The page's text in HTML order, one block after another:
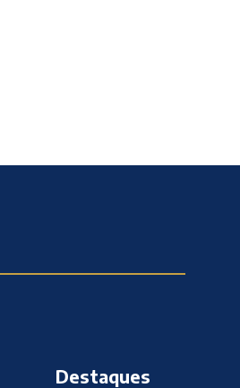
Destaques